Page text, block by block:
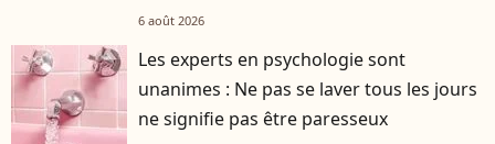
6 août 2026
Les experts en psychologie sont
unanimes : Ne pas se laver tous les jours
ne signifie pas être paresseux